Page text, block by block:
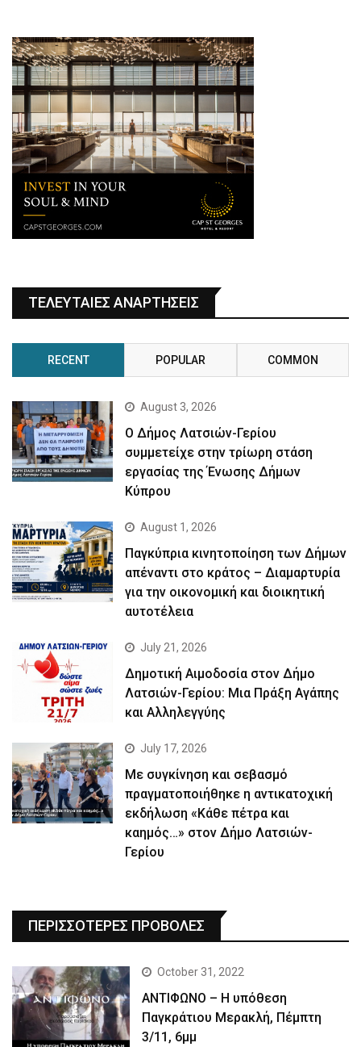
ΤΕΛΕΥΤΑΙΕΣ ΑΝΑΡΤΗΣΕΙΣ
RECENT POPULAR COMMON
August 3, 2026
Ο Δήμος Λατσιών-Γερίου
συμμετείχε στην τρίωρη στάση
εργασίας της Ένωσης Δήμων
Κύπρου
August 1, 2026
Παγκύπρια κινητοποίηση των Δήμων
απέναντι στο κράτος – Διαμαρτυρία
για την οικονομική και διοικητική
αυτοτέλεια
July 21, 2026
Δημοτική Αιμοδοσία στον Δήμο
Λατσιών-Γερίου: Μια Πράξη Αγάπης
και Αλληλεγγύης
July 17, 2026
Με συγκίνηση και σεβασμό
πραγματοποιήθηκε η αντικατοχική
εκδήλωση «Κάθε πέτρα και
καημός…» στον Δήμο Λατσιών-
Γερίου
ΠΕΡΙΣΣΟΤΕΡΕΣ ΠΡΟΒΟΛΕΣ
October 31, 2022
ΑΝΤΙΦΩΝΟ – Η υπόθεση
Παγκράτιου Μερακλή, Πέμπτη
3/11, 6μμ